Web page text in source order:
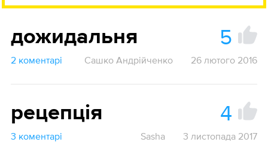
дожидальня 5
2 коментарі Сашко Андрійченко 26 лютого 2016
рецепція 4
3 коментарі Sasha 3 листопада 2017